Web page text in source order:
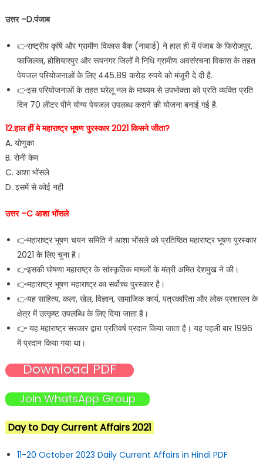
उत्तर –D.पंजाब
👉राष्ट्रीय कृषि और ग्रामीण विकास बैंक (नाबार्ड) ने हाल ही में पंजाब के फिरोजपुर,
फाजिल्का, होशियारपुर और रूपनगर जिलों में निधि ग्रामीण अवसंरचना विकास के तहत
पेयजल परियोजनाओं के लिए 445.89 करोड़ रुपये को मंजूरी दे दी है.
👉इस परियोजनाओं के तहत घरेलू नल के माध्यम से उपभोक्ता को प्रति व्यक्ति प्रति
दिन 70 लीटर पीने योग्य पेयजल उपलब्ध कराने की योजना बनाई गई है.
12.हाल हीं मे महाराष्ट्र भूषण पुरस्कार 2021 किसने जीता?
A. योणुका
B. रोनी केम
C. आशा भोंसले
D. इसमें से कोई नही
उत्तर –C आशा भोंसले
👉महाराष्ट्र भूषण चयन समिति ने आशा भोंसले को प्रतिष्ठित महाराष्ट्र भूषण पुरस्कार
2021 के लिए चुना है।
👉इसकी घोषणा महाराष्ट्र के सांस्कृतिक मामलों के मंत्री अमित देशमुख ने की।
👉महाराष्ट्र भूषण महाराष्ट्र का सर्वोच्च पुरस्कार है।
👉यह साहित्य, कला, खेल, विज्ञान, सामाजिक कार्य, पत्रकारिता और लोक प्रशासन के
क्षेत्र में उत्कृष्ट उपलब्धि के लिए दिया जाता है।
👉 यह महाराष्ट्र सरकार द्वारा प्रतिवर्ष प्रदान किया जाता है। यह पहली बार 1996
में प्रदान किया गया था।
Download PDF
Join WhatsApp Group
Day to Day Current Affairs 2021
11-20 October 2023 Daily Current Affairs in Hindi PDF